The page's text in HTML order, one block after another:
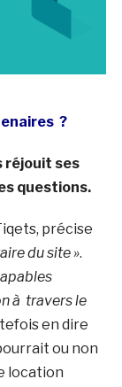
?
réjouit ses
questions.
précise
du site ».
à travers le
en dire
ou non
location